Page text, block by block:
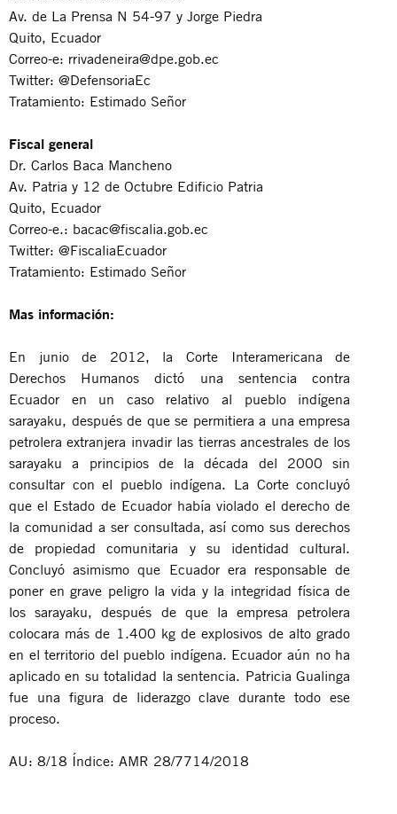
Av. de La Prensa N 54-97 y Jorge Piedra
Quito, Ecuador
Correo-e: rrivadeneira@dpe.gob.ec
Twitter: @DefensoriaEc
Tratamiento: Estimado Señor
Fiscal general
Dr. Carlos Baca Mancheno
Av. Patria y 12 de Octubre Edificio Patria
Quito, Ecuador
Correo-e.: bacac@fiscalia.gob.ec
Twitter: @FiscaliaEcuador
Tratamiento: Estimado Señor
Mas información:
En junio de 2012, la Corte Interamericana de
Derechos Humanos dictó una sentencia contra
Ecuador en un caso relativo al pueblo indígena
sarayaku, después de que se permitiera a una empresa
petrolera extranjera invadir las tierras ancestrales de los
sarayaku a principios de la década del 2000 sin
consultar con el pueblo indígena. La Corte concluyó
que el Estado de Ecuador había violado el derecho de
la comunidad a ser consultada, así como sus derechos
de propiedad comunitaria y su identidad cultural.
Concluyó asimismo que Ecuador era responsable de
poner en grave peligro la vida y la integridad física de
los sarayaku, después de que la empresa petrolera
colocara más de 1.400 kg de explosivos de alto grado
en el territorio del pueblo indígena. Ecuador aún no ha
aplicado en su totalidad la sentencia. Patricia Gualinga
fue una figura de liderazgo clave durante todo ese
proceso.
AU: 8/18 Índice: AMR 28/7714/2018